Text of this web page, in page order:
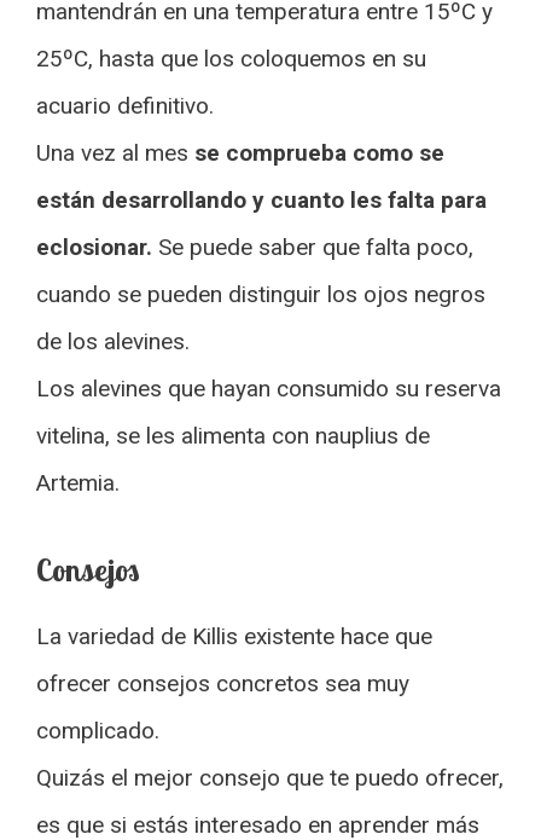
mantendrán en una temperatura entre 15ºC y
25ºC, hasta que los coloquemos en su
acuario definitivo.
Una vez al mes se comprueba como se
están desarrollando y cuanto les falta para
eclosionar. Se puede saber que falta poco,
cuando se pueden distinguir los ojos negros
de los alevines.
Los alevines que hayan consumido su reserva
vitelina, se les alimenta con nauplius de
Artemia.
Consejos
La variedad de Killis existente hace que
ofrecer consejos concretos sea muy
complicado.
Quizás el mejor consejo que te puedo ofrecer,
es que si estás interesado en aprender más